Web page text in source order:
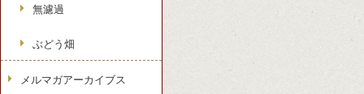
無濾過
ぶどう畑
メルマガアーカイブス